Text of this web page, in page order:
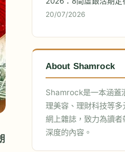
20/07/2026
About Shamrock
Shamrock是一本涵蓋
理美容、理財科技等多
網上雜誌，致力為讀者
深度的內容。